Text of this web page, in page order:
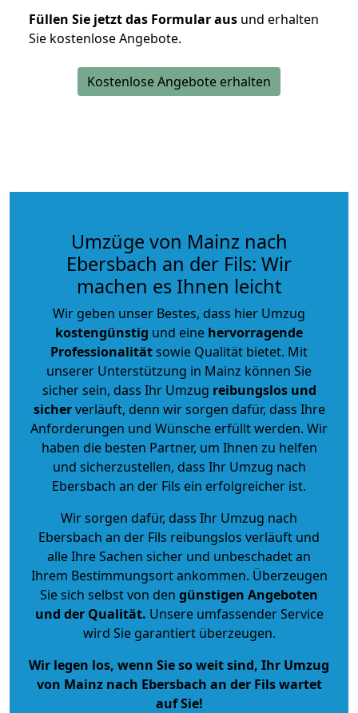
Füllen Sie jetzt das Formular aus und erhalten
Sie kostenlose Angebote.
Kostenlose Angebote erhalten
Umzüge von Mainz nach
Ebersbach an der Fils: Wir
machen es Ihnen leicht
Wir geben unser Bestes, dass hier Umzug
kostengünstig und eine hervorragende
Professionalitätsowie Qualität bietet. Mit
unserer Unterstützung in Mainz können Sie
sicher sein, dass Ihr Umzug reibungslos und
sicherverläuft, denn wir sorgen dafür, dass Ihre
Anforderungen und Wünsche erfüllt werden. Wir
haben die besten Partner, um Ihnen zu helfen
und sicherzustellen, dass Ihr Umzug nach
Ebersbach an der Fils ein erfolgreicher ist.
Wir sorgen dafür, dass Ihr Umzug nach
Ebersbach an der Fils reibungslos verläuft und
alle Ihre Sachen sicher und unbeschadet an
Ihrem Bestimmungsort ankommen. Überzeugen
Sie sich selbst von den günstigen Angeboten
und der Qualität. Unsere umfassender Service
wird Sie garantiert überzeugen.
Wir legen los, wenn Sie so weit sind, Ihr Umzug
von Mainz nach Ebersbach an der Fils wartet
auf Sie!